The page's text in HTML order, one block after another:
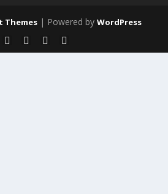
Themes | Powered by WordPress